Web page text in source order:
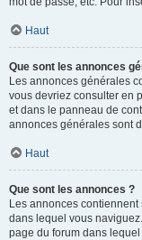
Haut
Que sont les annonces
Les annonces générales
vous devriez consulter en
et dans le panneau de
annonces générales sont
Haut
Que sont les annonces ?
Les annonces
dans lequel vous
page du forum dans